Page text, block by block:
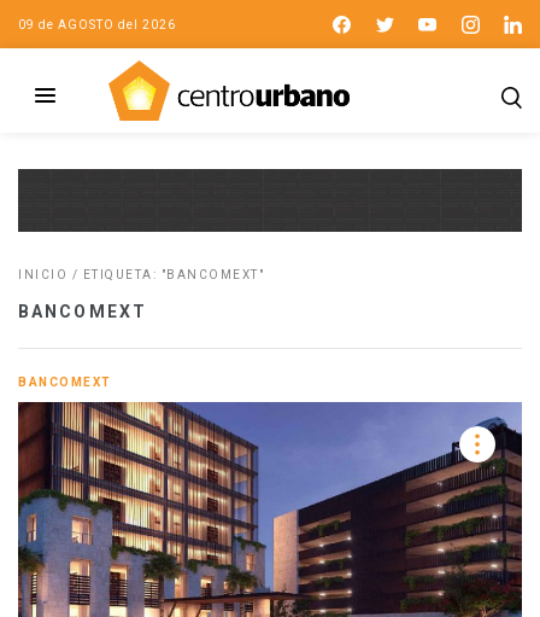
09 de AGOSTO del 2026
INICIO / ETIQUETA: "BANCOMEXT"
BANCOMEXT
BANCOMEXT